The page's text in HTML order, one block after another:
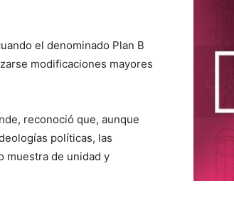
el denominado Plan B
modificaciones mayores
reconoció que, aunque
políticas, las
muestra de unidad y